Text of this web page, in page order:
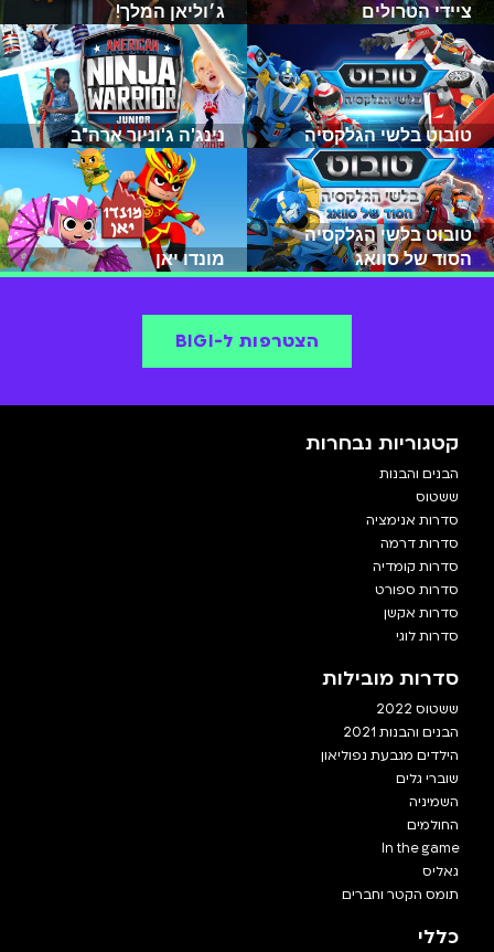
ציידי הטרולים ג׳וליאן המלך!
טובוט בלשי הגלקסיה נינג'ה ג'וניור ארה"ב
טובוט בלשי הגלקסיה
הסוד של סוואג
מונדו יאן
הצטרפות ל-BIGI
קטגוריות נבחרות
הבנים והבנות
ששטוס
סדרות אנימציה
סדרות דרמה
סדרות קומדיה
סדרות ספורט
סדרות אקשן
סדרות לוגי
סדרות מובילות
ששטוס 2022
הבנים והבנות 2021
הילדים מגבעת נפוליאון
שוברי גלים
השמיניה
החולמים
In the game
גאליס
תומס הקטר וחברים
כללי